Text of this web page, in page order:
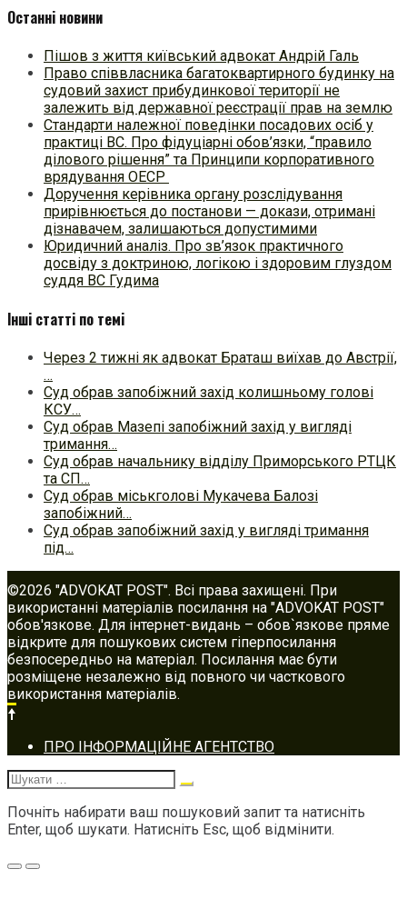
Останні новини
Пішов з життя київський адвокат Андрій Галь
Право співвласника багатоквартирного будинку на
судовий захист прибудинкової території не
залежить від державної реєстрації прав на землю
Стандарти належної поведінки посадових осіб у
практиці ВC. Про фідуціарні обов’язки, “правило
ділового рішення” та Принципи корпоративного
врядування ОЕСР
Доручення керівника органу розслідування
прирівнюється до постанови — докази, отримані
дізнавачем, залишаються допустимими
Юридичний аналіз. Про зв’язок практичного
досвіду з доктриною, логікою і здоровим глуздом
суддя ВС Гудима
Інші статті по темі
Через 2 тижні як адвокат Браташ виїхав до Австрії,
…
Суд обрав запобіжний захід колишньому голові
КСУ…
Суд обрав Мазепі запобіжний захід у вигляді
тримання…
Суд обрав начальнику відділу Приморського РТЦК
та СП…
Суд обрав міськголові Мукачева Балозі
запобіжний…
Суд обрав запобіжний захід у вигляді тримання
під…
©2026 "ADVOKAT POST". Всі права захищені. При
використанні матеріалів посилання на "ADVOKAT POST"
обов'язкове. Для інтернет-видань – обов`язкове пряме
відкрите для пошукових систем гіперпосилання
безпосередньо на матеріал. Посилання має бути
розміщене незалежно від повного чи часткового
використання матеріалів.
Footer
navigation
ПРО ІНФОРМАЦІЙНЕ АГЕНТСТВО
Шукати:
Почніть набирати ваш пошуковий запит та натисніть
Enter, щоб шукати. Натисніть Esc, щоб відмінити.
Меню